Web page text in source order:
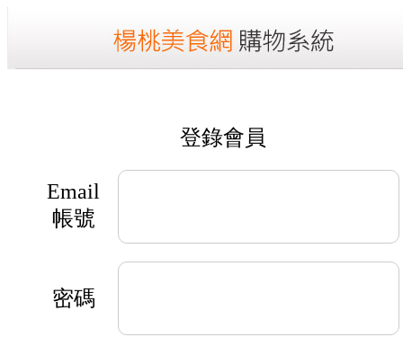
登錄會員
Email
帳號
密碼